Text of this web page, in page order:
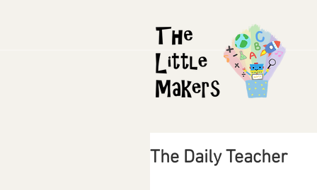
The Daily Teacher